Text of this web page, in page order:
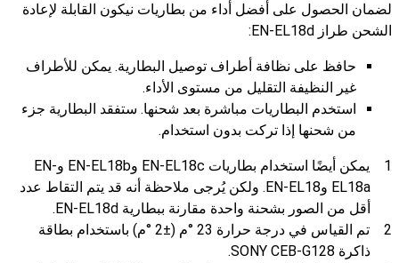
لضمان الحصول على أفضل أداء من بطاريات نيكون القابلة لإعادة
الشحن طراز EN-EL18d:
حافظ على نظافة أطراف توصيل البطارية. يمكن للأطراف
غير النظيفة التقليل من مستوى الأداء.
استخدم البطاريات مباشرة بعد شحنها. ستفقد البطارية جزء
من شحنها إذا تركت بدون استخدام.
يمكن أيضًا استخدام بطاريات EN-EL18c وEN-EL18b وEN-
EL18a وEN-EL18. ولكن يُرجى ملاحظة أنه قد يتم التقاط عدد
أقل من الصور بشحنة واحدة مقارنة ببطارية EN-EL18d.
تم القياس في درجة حرارة 23 °م (±‏2 °م) باستخدام بطاقة
ذاكرة SONY CEB-G128.